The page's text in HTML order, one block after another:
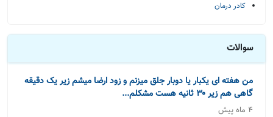
کادر درمان
سوالات
من هفته ای یکبار یا دوبار جلق میزنم و زود ارضا میشم زیر یک دقیقه
گاهی هم زیر ۳۰ ثانیه هست مشکلم...
4 ماه پیش